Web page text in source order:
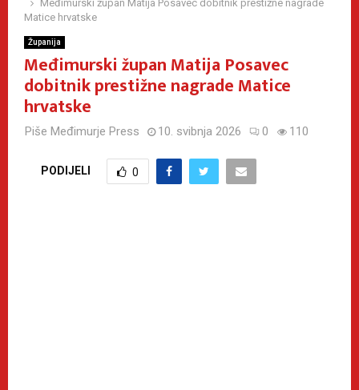
Međimurski župan Matija Posavec dobitnik prestižne nagrade
Matice hrvatske
Županija
Međimurski župan Matija Posavec
dobitnik prestižne nagrade Matice
hrvatske
Piše Međimurje Press 10. svibnja 2026 0 110
PODIJELI 0